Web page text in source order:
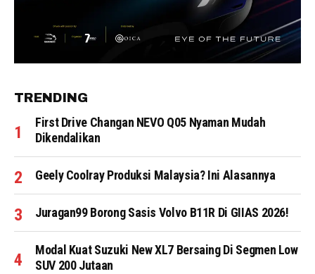
TRENDING
First Drive Changan NEVO Q05 Nyaman Mudah
Dikendalikan
Geely Coolray Produksi Malaysia? Ini Alasannya
Juragan99 Borong Sasis Volvo B11R Di GIIAS 2026!
Modal Kuat Suzuki New XL7 Bersaing Di Segmen Low
SUV 200 Jutaan